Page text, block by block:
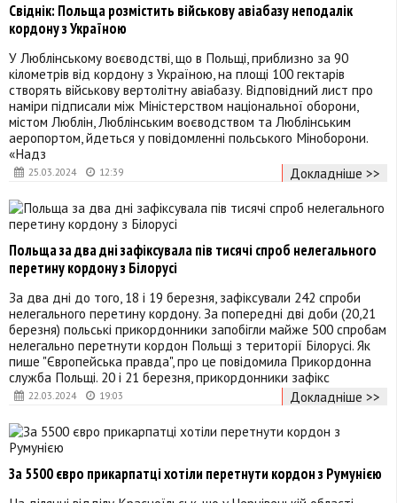
25.03.2024 12:39
Свіднік: Польща розмістить військову авіабазу неподалік
кордону з Україною
У Люблінському воєводстві, що в Польщі, приблизно за 90
кілометрів від кордону з Україною, на площі 100 гектарів
створять військову вертолітну авіабазу. Відповідний лист про
наміри підписали між Міністерством національної оборони,
містом Люблін, Люблінським воєводством та Люблінським
аеропортом, йдеться у повідомленні польського Міноборони.
«Надз
Докладніше >>
22.03.2024 19:03
Польща за два дні зафіксувала пів тисячі спроб нелегального
перетину кордону з Білорусі
За два дні до того, 18 і 19 березня, зафіксували 242 спроби
нелегального перетину кордону. За попередні дві доби (20,21
березня) польські прикордонники запобігли майже 500 спробам
нелегально перетнути кордон Польщі з території Білорусі. Як
пише "Європейська правда", про це повідомила Прикордонна
служба Польщі. 20 і 21 березня, прикордонники зафікс
Докладніше >>
За 5500 євро прикарпатці хотіли перетнути кордон з Румунією